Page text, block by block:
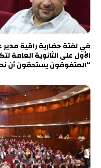
في لفتة حضارية راقية مدير
الأول على الثانوية العامة
“المتفوقون يستحقون أن